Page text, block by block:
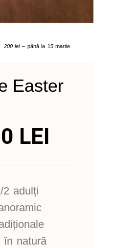
lei– până la 15 martie
Easter
LEI
2 adulți
în natură